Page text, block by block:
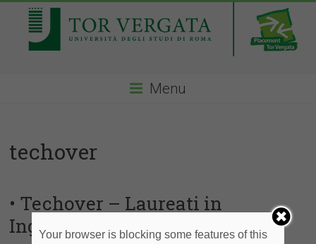
Menu
techover
• Techover – Laureati in
Ingegneria, Scienze
Your browser is blocking some features of this